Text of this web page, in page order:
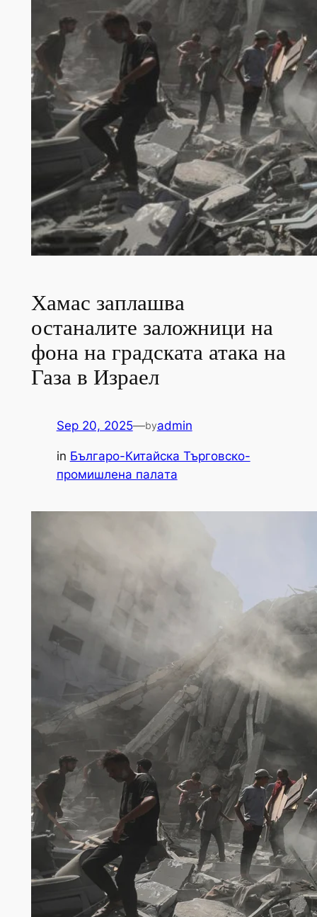
Хамас заплашва
останалите заложници на
фона на градската атака на
Газа в Израел
Sep 20, 2025—byadmin
in Българо-Китайска Търговско-
промишлена палaта